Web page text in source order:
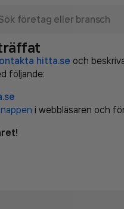
hitta.se och
följande:
i webbläsaren och